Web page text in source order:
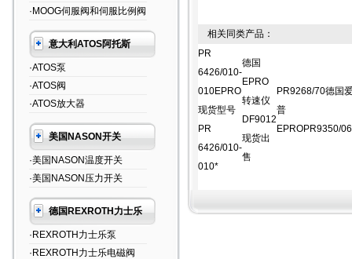
·MOOG伺服阀和伺服比例阀
意大利ATOS阿托斯
·ATOS泵
·ATOS阀
·ATOS放大器
美国NASON开关
·美国NASON温度开关
·美国NASON压力开关
德国REXROTH力士乐
·REXROTH力士乐泵
·REXROTH力士乐电磁阀
相关同类产品：
PR
6426/010-
010EPRO
现货型号
PR
6426/010-
010*
德国
EPRO
转速仪
DF9012
现货出
售
PR9268/70德国
普
EPROPR9350/06